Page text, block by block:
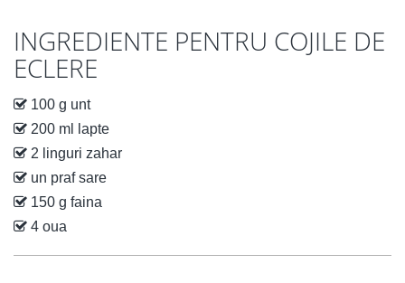
INGREDIENTE PENTRU COJILE DE
ECLERE
100 g unt
200 ml lapte
2 linguri zahar
un praf sare
150 g faina
4 oua